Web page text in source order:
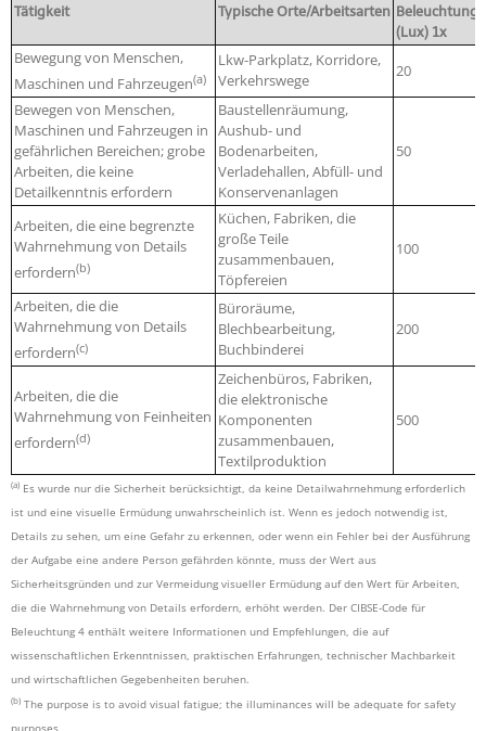
Tätigkeit Typische Orte/Arbeitsarten
(Lux) 1x
Bewegung von Menschen,
Maschinen und Fahrzeugen(a)
Lkw-Parkplatz, Korridore,
Verkehrswege
20
Bewegen von Menschen,
Maschinen und Fahrzeugen in
gefährlichen Bereichen; grobe
Arbeiten, die keine
Detailkenntnis erfordern
Baustellenräumung,
Aushub- und
Bodenarbeiten,
Verladehallen, Abfüll- und
Konservenanlagen
50
Arbeiten, die eine begrenzte
Wahrnehmung von Details
erfordern(b)
Küchen, Fabriken, die
große Teile
zusammenbauen,
Töpfereien
100
Arbeiten, die die
Wahrnehmung von Details
erfordern(c)
Büroräume,
Blechbearbeitung,
Buchbinderei
200
Arbeiten, die die
Wahrnehmung von Feinheiten
erfordern(d)
Zeichenbüros, Fabriken,
die elektronische
Komponenten
zusammenbauen,
Textilproduktion
500
(a)Es wurde nur die Sicherheit berücksichtigt, da keine Detailwahrnehmung erforderlich
ist und eine visuelle Ermüdung unwahrscheinlich ist. Wenn es jedoch notwendig ist,
Details zu sehen, um eine Gefahr zu erkennen, oder wenn ein Fehler bei der Ausführung
der Aufgabe eine andere Person gefährden könnte, muss der Wert aus
Sicherheitsgründen und zur Vermeidung visueller Ermüdung auf den Wert für Arbeiten,
die die Wahrnehmung von Details erfordern, erhöht werden. Der CIBSE-Code für
Beleuchtung 4 enthält weitere Informationen und Empfehlungen, die auf
wissenschaftlichen Erkenntnissen, praktischen Erfahrungen, technischer Machbarkeit
und wirtschaftlichen Gegebenheiten beruhen.
(b)The purpose is to avoid visual fatigue; the illuminances will be adequate for safety
purposes